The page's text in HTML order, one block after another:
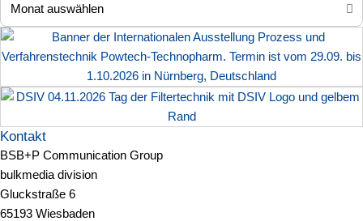
Kontakt
BSB+P Communication Group
bulkmedia division
Gluckstraße 6
65193 Wiesbaden